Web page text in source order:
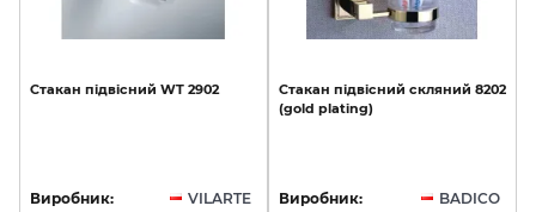
Стакан підвісний WT 2902
Виробник: VILARTE
Стакан підвісний скляний 8202
(gold plating)
Виробник: BADICO